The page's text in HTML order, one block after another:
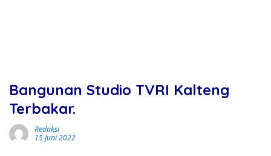
Bangunan Studio TVRI Kalteng
Terbakar.
Redaksi
15 Juni 2022